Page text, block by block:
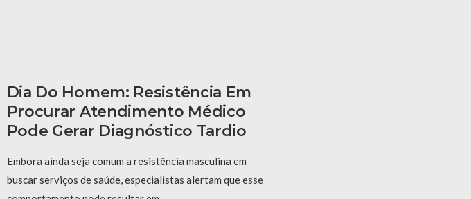
Dia Do Homem: Resistência Em
Procurar Atendimento Médico
Pode Gerar Diagnóstico Tardio
Embora ainda seja comum a resistência masculina em
buscar serviços de saúde, especialistas alertam que esse